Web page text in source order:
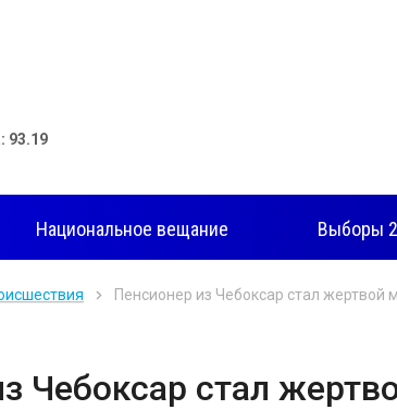
93.19
Национальное вещание Выборы
Пенсионер из Чебоксар стал
Чебоксар стал